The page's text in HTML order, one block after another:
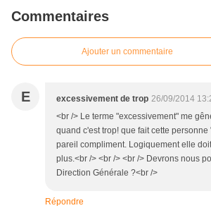
Commentaires
Ajouter un commentaire
E excessivement de trop 26/09/2014
<br /> Le terme "excessivement" me
quand c'est trop! que fait cette
pareil compliment. Logiquement elle
plus.<br /> <br /> <br /> Devrons nous
Direction Générale ?<br />
Répondre